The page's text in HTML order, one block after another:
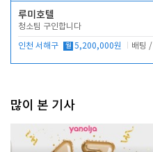
루미호텔
청소팀 구인합니다
인천 서해구 월 5,200,000원 배팅
많이 본 기사